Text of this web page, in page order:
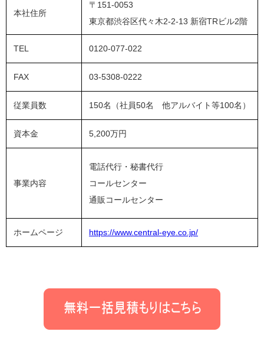
本社住所
〒151-0053
東京都渋谷区代々木2-2-13 新宿TRビル2階
TEL 0120-077-022
FAX 03-5308-0222
従業員数 150名（社員50名 他アルバイト等100名）
資本金 5,200万円
事業内容
電話代行・秘書代行
コールセンター
通販コールセンター
ホームページ https://www.central-eye.co.jp/